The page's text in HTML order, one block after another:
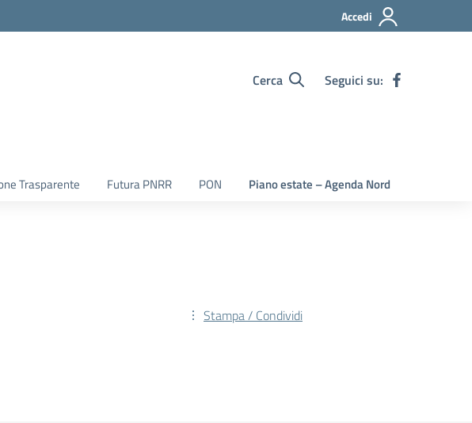
Accedi
Cerca Seguici su:
Trasparente Futura PNRR PON Piano estate – Agenda Nord
Stampa / Condividi